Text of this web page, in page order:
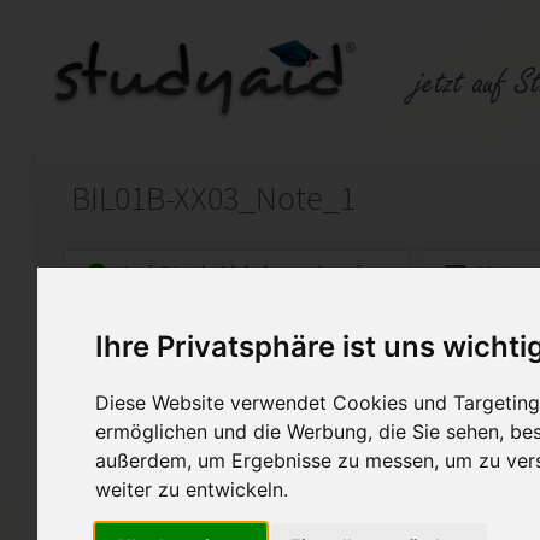
Ihre Privatsphäre ist uns
Diese Website verwendet Cookies und
ermöglichen und die Werbung, die Sie sehen,
außerdem, um Ergebnisse zu messen, um zu
weiter zu entwickeln.
BIL01B-XX03_Note_1
Auf StudyAid.de verkaufen
Startseite Sonstiges
Note 1 - 100 Punkte - inkl.
Ich biete hier meine selbst
genannte ESA an. Diese
bewertet. Bitte verwenden